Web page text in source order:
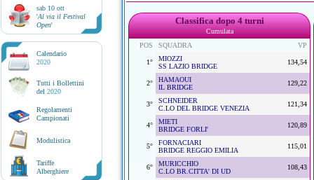
sab 10 ott
'Al via il Festival
Open'
Calendario
2020
Tutti i Bollettini
del 2020
Regolamenti
Campionati
Modulistica
Tariffe
Alberghiere
Classifica dopo 4 turni
Cumulata
POS
SQUADRA VP
1°
MIOZZI
SS LAZIO BRIDGE
134,54
2°
HAMAOUI
IL BRIDGE
129,22
3°
SCHNEIDER
C.LO DEL BRIDGE VENEZIA
121,34
4°
MIETI
BRIDGE FORLI'
120,89
5°
FORNACIARI
BRIDGE REGGIO EMILIA
115,01
6°
MURICCHIO
C.LO BR.CITTA' DI UD
108,43